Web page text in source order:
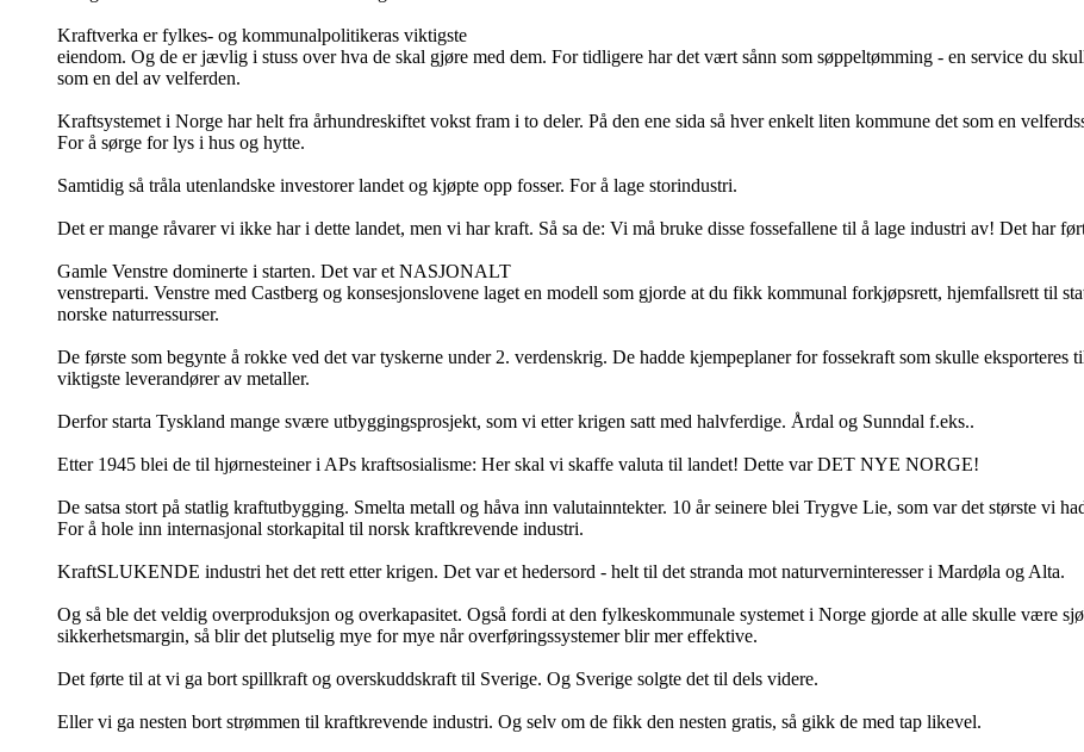
Kraftverka er fylkes- og kommunalpolitikeras viktigste
eiendom. Og de er jævlig i stuss over hva de skal gjøre med dem. For tidligere har det vært sånn som søppeltømming - en service du
som en del av velferden.
Kraftsystemet i Norge har helt fra århundreskiftet vokst fram i to deler. På den ene sida så hver enkelt liten kommune det som en
For å sørge for lys i hus og hytte.
Samtidig så tråla utenlandske investorer landet og kjøpte opp fosser. For å lage storindustri.
Det er mange råvarer vi ikke har i dette landet, men vi har kraft. Så sa de: Vi må bruke disse fossefallene til å lage industri av! Det har
Gamle Venstre dominerte i starten. Det var et NASJONALT
venstreparti. Venstre med Castberg og konsesjonslovene laget en modell som gjorde at du fikk kommunal forkjøpsrett, hjemfallsrett til
norske naturressurser.
De første som begynte å rokke ved det var tyskerne under 2. verdenskrig. De hadde kjempeplaner for fossekraft som skulle
viktigste leverandører av metaller.
Derfor starta Tyskland mange svære utbyggingsprosjekt, som vi etter krigen satt med halvferdige. Årdal og Sunndal f.eks..
Etter 1945 blei de til hjørnesteiner i APs kraftsosialisme: Her skal vi skaffe valuta til landet! Dette var DET NYE NORGE!
De satsa stort på statlig kraftutbygging. Smelta metall og håva inn valutainntekter. 10 år seinere blei Trygve Lie, som var det største vi
For å hole inn internasjonal storkapital til norsk kraftkrevende industri.
KraftSLUKENDE industri het det rett etter krigen. Det var et hedersord - helt til det stranda mot naturverninteresser i Mardøla og Alta.
Og så ble det veldig overproduksjon og overkapasitet. Også fordi at den fylkeskommunale systemet i Norge gjorde at alle skulle være
sikkerhetsmargin, så blir det plutselig mye for mye når overføringssystemer blir mer effektive.
Det førte til at vi ga bort spillkraft og overskuddskraft til Sverige. Og Sverige solgte det til dels videre.
Eller vi ga nesten bort strømmen til kraftkrevende industri. Og selv om de fikk den nesten gratis, så gikk de med tap likevel.